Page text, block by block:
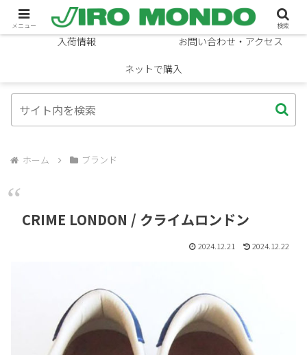
ブランド
ニュース
入荷情報
お問い合わせ・アクセス
ネットで購入
ホーム ブランド
CRIME LONDON / クライムロンドン
2024.12.21 2024.12.22
メニュー 検索